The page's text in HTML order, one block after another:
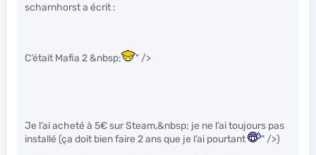
scharnhorst a écrit :
C’était Mafia 2 &nbsp; " />
Je l’ai acheté à 5€ sur Steam,&nbsp; je ne l’ai toujours pas
installé (ça doit bien faire 2 ans que je l’ai pourtant
" />)